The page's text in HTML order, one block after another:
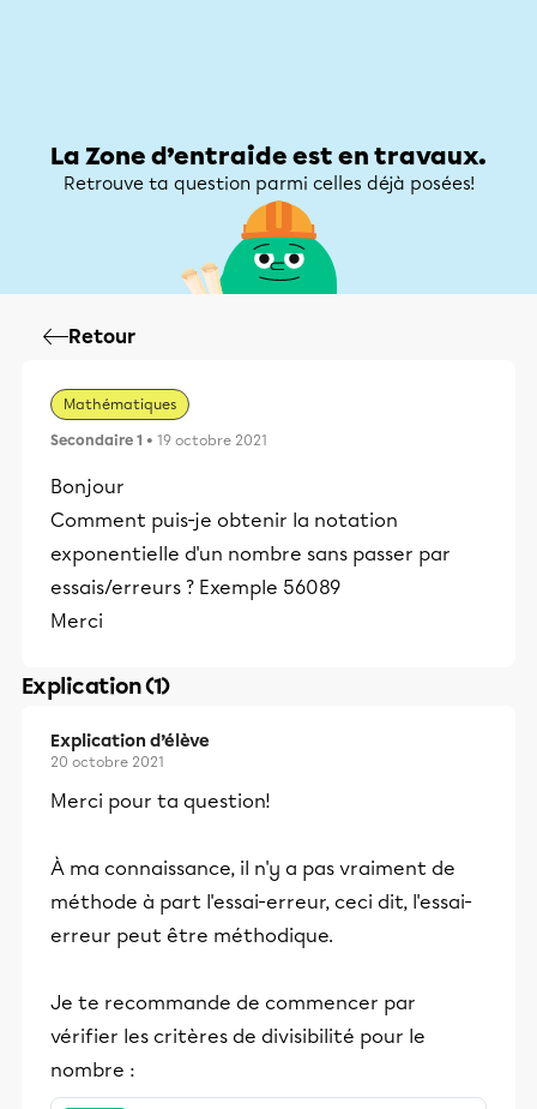
La Zone d’entraide est en travaux.
Retrouve ta question parmi celles déjà posées!
Retour
Mathématiques
Secondaire 1 • 19 octobre 2021
Bonjour
Comment puis-je obtenir la notation
exponentielle d'un nombre sans passer par
essais/erreurs ? Exemple 56089
Merci
Explication (1)
Explication d’élève
20 octobre 2021
Merci pour ta question!
À ma connaissance, il n'y a pas vraiment de
méthode à part l'essai-erreur, ceci dit, l'essai-
erreur peut être méthodique.
Je te recommande de commencer par
vérifier les critères de divisibilité pour le
nombre :